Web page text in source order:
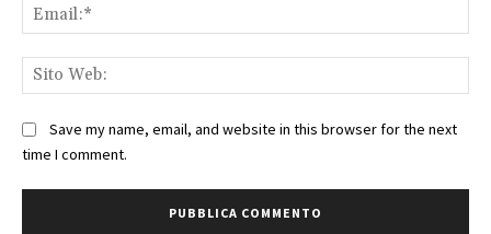
Save my name, email, and website in this browser for the next
time I comment.